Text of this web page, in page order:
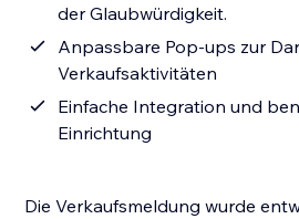
der Glaubwürdigkeit.
Anpassbare Pop-ups zur
Verkaufsaktivitäten
Einfache Integration und
Einrichtung
Die Verkaufsmeldung wurde